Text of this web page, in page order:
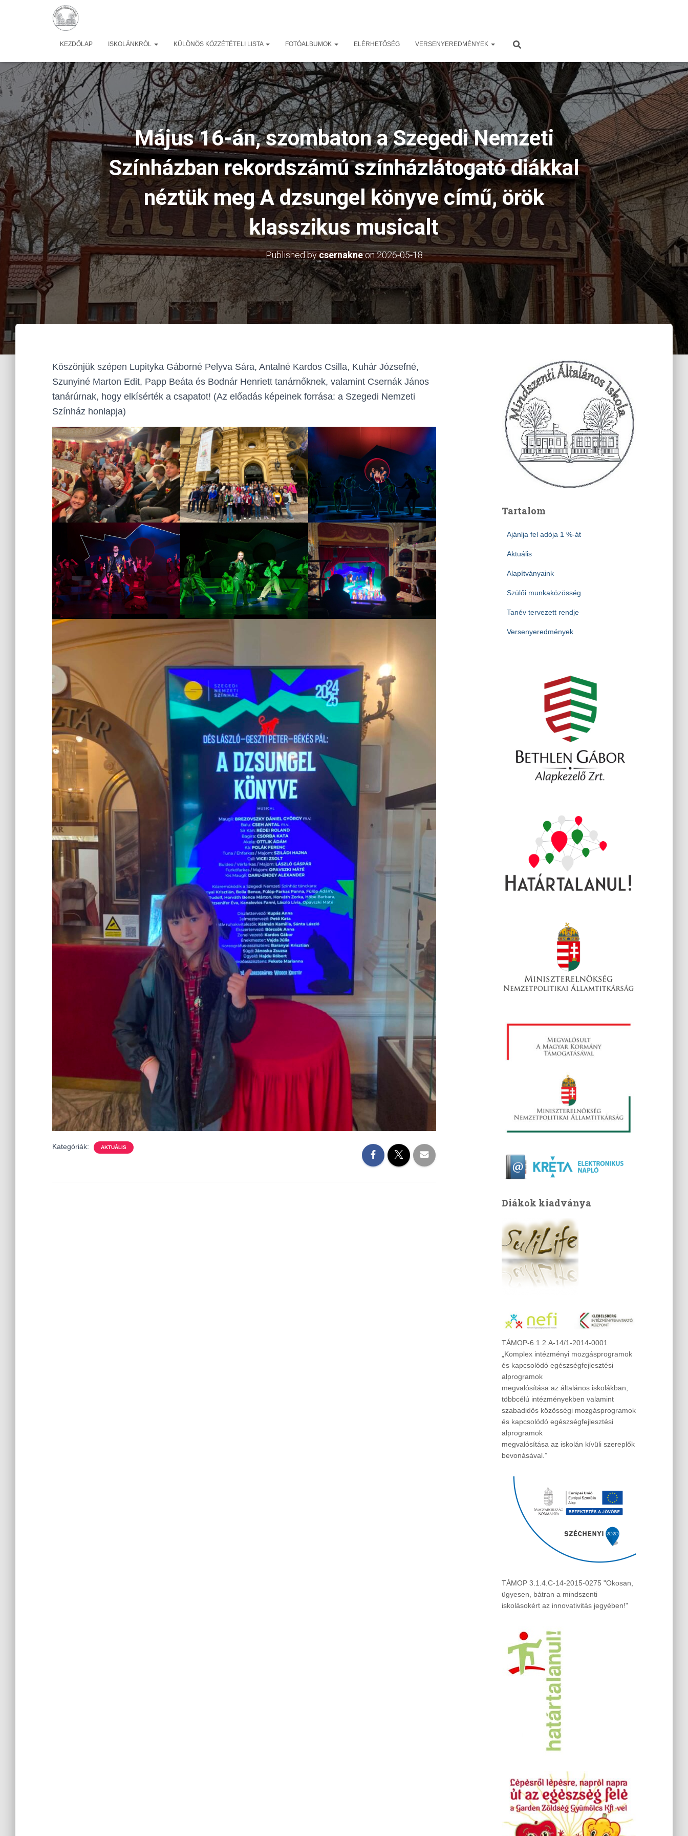
KEZDŐLAP ISKOLÁNKRÓL KÜLÖNÖS KÖZZÉTÉTELI LISTA FOTÓALBUMOK ELÉRHETŐSÉG VERSENYEREDMÉNYEK
Május 16-án, szombaton a Szegedi Nemzeti
Színházban rekordszámú színházlátogató diákkal
néztük meg A dzsungel könyve című, örök
klasszikus musicalt
Published bycsernakneon2026-05-18
Köszönjük szépen Lupityka Gáborné Pelyva Sára, Antalné Kardos Csilla, Kuhár Józsefné,
Szunyiné Marton Edit, Papp Beáta és Bodnár Henriett tanárnőknek, valamint Csernák János
tanárúrnak, hogy elkísérték a csapatot! (Az előadás képeinek forrása: a Szegedi Nemzeti
Színház honlapja)
Kategóriák: AKTUÁLIS
Tartalom
Ajánlja fel adója 1 %-át
Aktuális
Alapítványaink
Szülői munkaközösség
Tanév tervezett rendje
Versenyeredmények
Diákok kiadványa
TÁMOP-6.1.2.A-14/1-2014-0001
„Komplex intézményi mozgásprogramok
és kapcsolódó egészségfejlesztési
alprogramok
megvalósítása az általános iskolákban,
többcélú intézményekben valamint
szabadidős közösségi mozgásprogramok
és kapcsolódó egészségfejlesztési
alprogramok
megvalósítása az iskolán kívüli szereplők
bevonásával.”
TÁMOP 3.1.4.C-14-2015-0275 "Okosan,
ügyesen, bátran a mindszenti
iskolásokért az innovativitás jegyében!"